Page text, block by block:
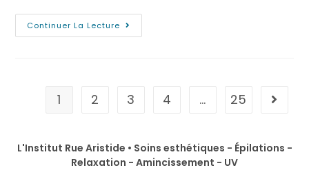
Continuer La Lecture
1 2 3 4 … 25
L'Institut Rue Aristide • Soins esthétiques - Épilations -
Relaxation - Amincissement - UV